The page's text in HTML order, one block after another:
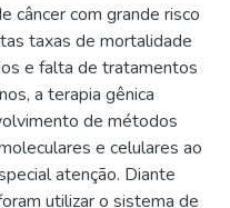
câncer com grande risco
taxas de mortalidade
e falta de tratamentos
a terapia gênica
de métodos
e celulares ao
atenção. Diante
utilizar o sistema de